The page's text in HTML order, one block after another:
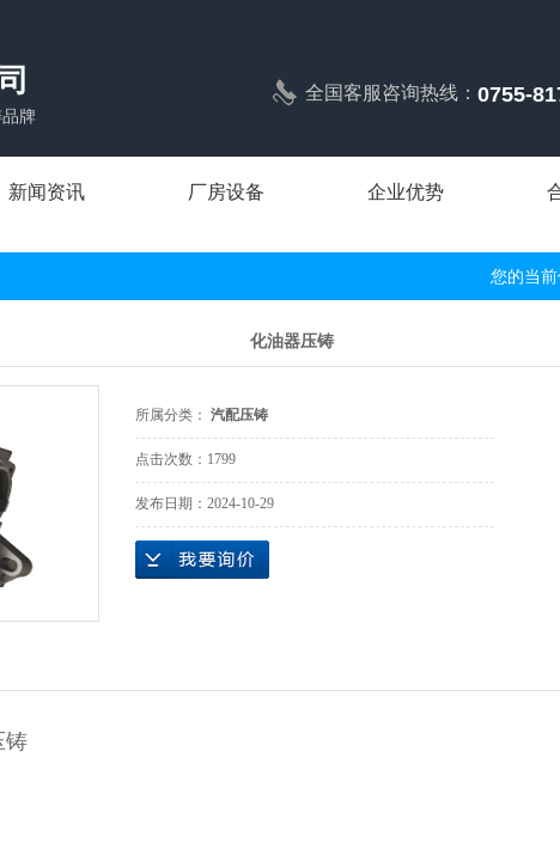
牌
全国客服咨询热线：0755-
新闻资讯
公司新闻
行业新闻
厂房设备 企业优势
您的当前
化油器压铸
所属分类： 汽配压铸
点击次数： 1799
发布日期： 2024-10-29
铸